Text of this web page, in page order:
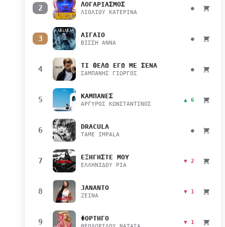
2 ΛΟΓΑΡΙΑΣΜΟΣ
ΛΙΟΛΙΟΥ ΚΑΤΕΡΙΝΑ
●
3 ΑΙΓΑΙΟ
ΒΙΣΣΗ ΑΝΝΑ
●
4 ΤΙ ΘΕΛΩ ΕΓΩ ΜΕ ΣΕΝΑ
ΣΑΜΠΑΝΗΣ ΓΙΩΡΓΟΣ
●
5 ΚΑΜΠΑΝΕΣ
ΑΡΓΥΡΟΣ ΚΩΝΣΤΑΝΤΙΝΟΣ
▲ 6
6 DRACULA
TAME IMPALA
●
7 ΕΞΗΓΗΣΤΕ ΜΟΥ
ΕΛΛΗΝΙΔΟΥ ΡΙΑ
▼ 2
8 JANANTO
ZEINA
▼ 1
9 ΦΟΡΤΗΓΟ ▼ 1